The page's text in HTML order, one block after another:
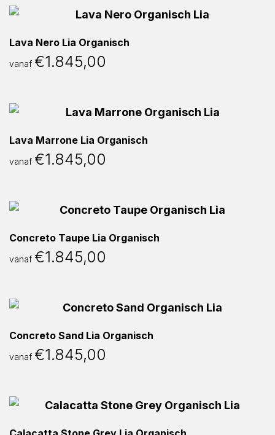
Lava Nero Lia Organisch
vanaf €1.845,00
Lava Marrone Lia Organisch
vanaf €1.845,00
Concreto Taupe Lia Organisch
vanaf €1.845,00
Concreto Sand Lia Organisch
vanaf €1.845,00